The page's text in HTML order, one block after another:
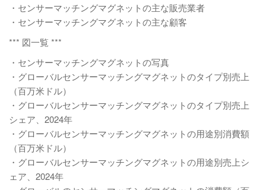
・センサーマッチングマグネットの主な販売業者
・センサーマッチングマグネットの主な顧客
*** 図一覧 ***
・センサーマッチングマグネットの写真
・グローバルセンサーマッチングマグネットのタイプ別売上
（百万米ドル）
・グローバルセンサーマッチングマグネットのタイプ別売上
シェア、2024年
・グローバルセンサーマッチングマグネットの用途別消費額
（百万米ドル）
・グローバルセンサーマッチングマグネットの用途別売上シ
ェア、2024年